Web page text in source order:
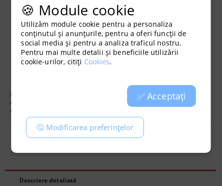
Controlat prin microprocesor cu indicator LED de stare a
balastului
Cablaj profesional rezistent la UV
Eficiența șoferului la putere maximă - 95-96%
Producător:
Cod:
Greutate:
Recomandă Evaluează
Descriere detaliată
🍪 Module cookie
Utilizăm module cookie pentru a personaliza
conținutul și anunțurile, pentru a oferi funcții de
social media și pentru a analiza traficul nostru.
Pentru mai multe detalii și beneficiile utilizării
cookie-urilor, citiți Cookies.
✅ Acceptați
🤔 Modificarea preferințelor